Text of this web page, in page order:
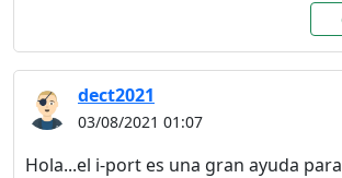
dect2021
03/08/2021 01:07
Hola...el i-port es una gran ayuda